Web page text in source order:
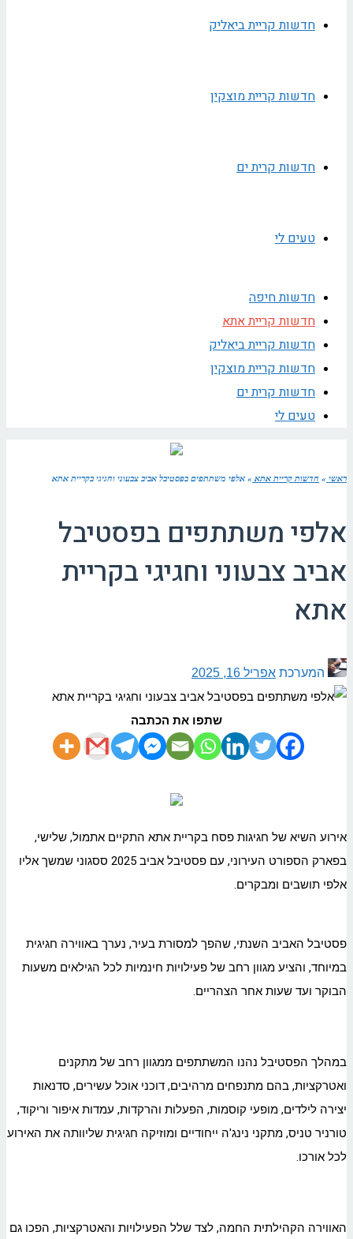
חדשות קריית ביאליק
חדשות קריית מוצקין
חדשות קרית ים
טעים לי
חדשות חיפה
חדשות קריית אתא
חדשות קריית ביאליק
חדשות קריית מוצקין
חדשות קרית ים
טעים לי
ראשי » חדשות קריית אתא » אלפי משתתפים בפסטיבל אביב צבעוני וחגיגי בקריית אתא
אלפי משתתפים בפסטיבל
אביב צבעוני וחגיגי בקריית
אתא
המערכת אפריל 16, 2025
שתפו את הכתבה
אירוע השיא של חגיגות פסח בקריית אתא התקיים אתמול, שלישי,
בפארק הספורט העירוני, עם פסטיבל אביב 2025 ססגוני שמשך אליו
אלפי תושבים ומבקרים.
פסטיבל האביב השנתי, שהפך למסורת בעיר, נערך באווירה חגיגית
במיוחד, והציע מגוון רחב של פעילויות חינמיות לכל הגילאים משעות
הבוקר ועד שעות אחר הצהריים.
במהלך הפסטיבל נהנו המשתתפים ממגוון רחב של מתקנים
ואטרקציות, בהם מתנפחים מרהיבים, דוכני אוכל עשירים, סדנאות
יצירה לילדים, מופעי קוסמות, הפעלות והרקדות, עמדות איפור וריקוד,
טורניר טניס, מתקני נינג'ה ייחודיים ומוזיקה חגיגית שליוותה את האירוע
לכל אורכו.
האווירה הקהילתית החמה, לצד שלל הפעילויות והאטרקציות, הפכו גם